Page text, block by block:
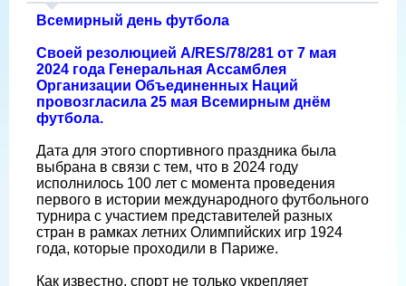
Всемирный день футбола
Своей резолюцией A/RES/78/281 от 7 мая
2024 года Генеральная Ассамблея
Организации Объединенных Наций
провозгласила 25 мая Всемирным днём
футбола.
Дата для этого спортивного праздника была
выбрана в связи с тем, что в 2024 году
исполнилось 100 лет с момента проведения
первого в истории международного футбольного
турнира с участием представителей разных
стран в рамках летних Олимпийских игр 1924
года, которые проходили в Париже.
Как известно, спорт не только укрепляет